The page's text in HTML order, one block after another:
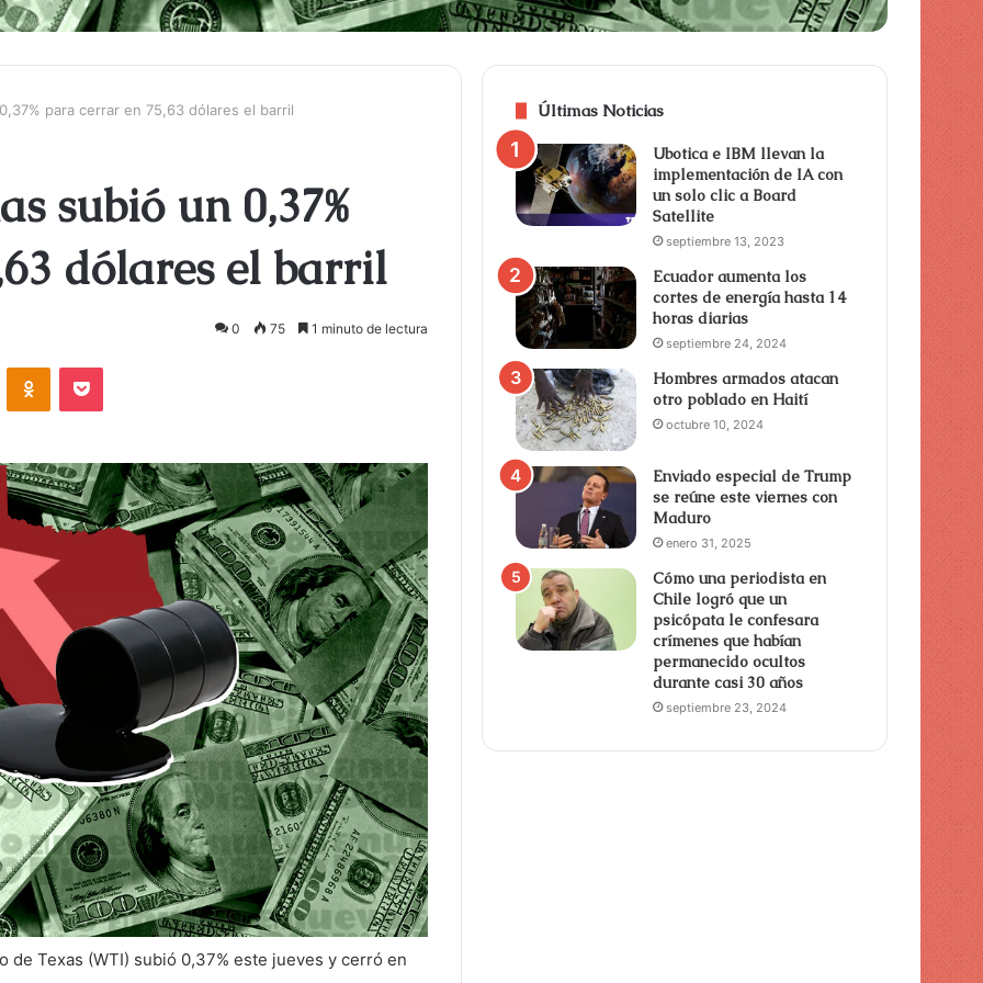
para cerrar en 75,63 dólares el barril
subió un 0,37%
dólares el barril
0 75 1 minuto de lectura
Texas (WTI) subió 0,37% este jueves y cerró en
Últimas Noticias
Ubotica e IBM llevan la
implementación de IA con
un solo clic a Board
Satellite
septiembre 13, 2023
Ecuador aumenta los
cortes de energía hasta 14
horas diarias
septiembre 24, 2024
Hombres armados atacan
otro poblado en Haití
octubre 10, 2024
Enviado especial de Trump
se reúne este viernes con
Maduro
enero 31, 2025
Cómo una periodista en
Chile logró que un
psicópata le confesara
crímenes que habían
permanecido ocultos
durante casi 30 años
septiembre 23, 2024